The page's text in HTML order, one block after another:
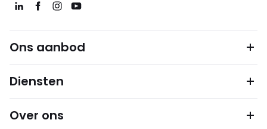
Ons aanbod
Diensten
Over ons